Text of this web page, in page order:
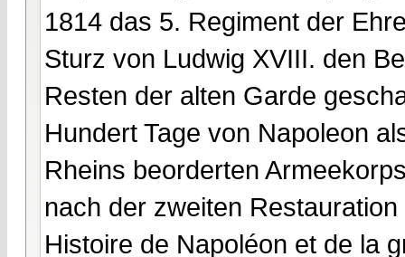
1814 das 5. Regiment der
Sturz von Ludwig XVIII. den
Resten der alten Garde
Hundert Tage von Napoleon
Rheins beorderten
nach der zweiten
Histoire de Napoléon et de la